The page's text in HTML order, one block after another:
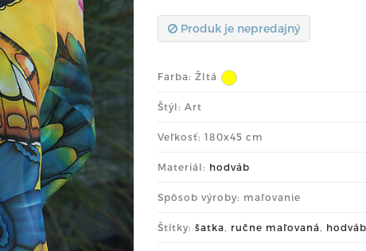
Produk je nepredajný
Farba: Žltá
Štýl: Art
Veľkosť: 180x45 cm
Materiál: hodváb
Spôsob výroby: maľovanie
Štítky: šatka, ručne maľovaná, hodváb